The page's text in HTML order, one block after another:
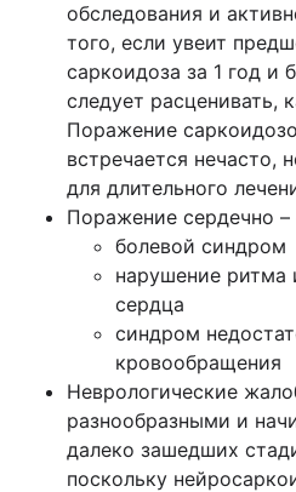
обследования и
того, если увеит
саркоидоза за 1 год и
следует расценивать,
Поражение
встречается нечасто,
для длительного
Поражение сердечно
болевой синдром
нарушение ритма
сердца
синдром
кровообращения
Неврологические
разнообразными и
далеко зашедших
поскольку